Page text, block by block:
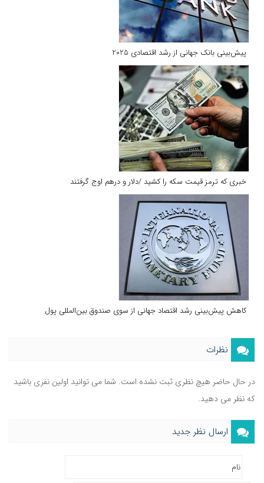
پیش‌بینی بانک جهانی از رشد اقتصادی 2025
خبری که ترمز قیمت سکه را کشید /دلار و درهم اوج گرفتند
کاهش پیش‌بینی رشد اقتصاد جهانی از سوی صندوق بین‌المللی پول
نظرات
در حال حاضر هیچ نظری ثبت نشده است. شما می توانید اولین نفری باشید
که نظر می دهید.
ارسال نظر جدید